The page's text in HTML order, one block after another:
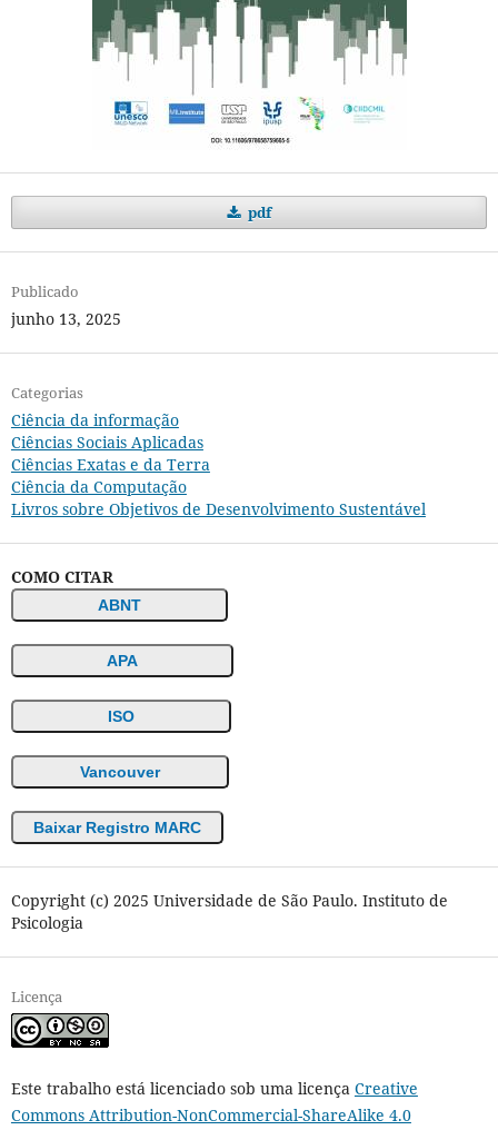
pdf
Publicado
junho 13, 2025
Categorias
Ciência da informação
Ciências Sociais Aplicadas
Ciências Exatas e da Terra
Ciência da Computação
Livros sobre Objetivos de Desenvolvimento Sustentável
COMO CITAR
ABNT
APA
ISO
Vancouver
Baixar Registro MARC
Copyright (c) 2025 Universidade de São Paulo. Instituto de
Psicologia
Licença
Este trabalho está licenciado sob uma licença Creative
Commons Attribution-NonCommercial-ShareAlike 4.0